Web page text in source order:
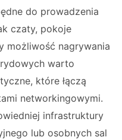
do prowadzenia
czaty, pokoje
możliwość nagrywania
warto
które łączą
networkingowymi.
infrastruktury
lub osobnych sal